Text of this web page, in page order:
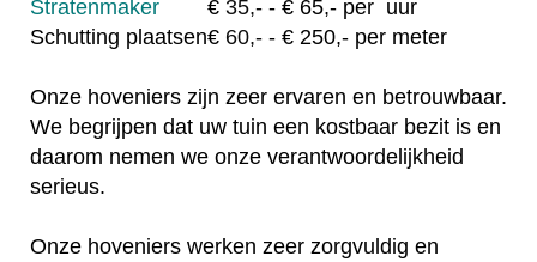
Stratenmaker
€ 35,- - € 65,- per uur
Schutting plaatsen€ 60,- - € 250,- per meter
Onze hoveniers zijn zeer ervaren en betrouwbaar.
We begrijpen dat uw tuin een kostbaar bezit is en
daarom nemen we onze verantwoordelijkheid
serieus.
Onze hoveniers werken zeer zorgvuldig en